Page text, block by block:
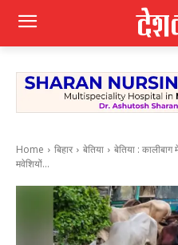
Home बिहार बेतिया
बेतिया :
मवेशियों...